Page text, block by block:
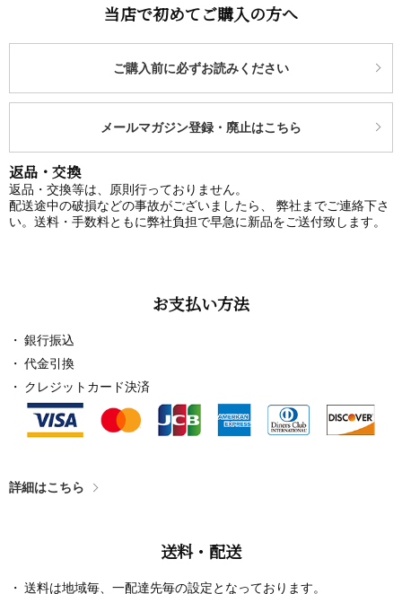
当店で初めてご購入の方へ
ご購入前に必ずお読みください
メールマガジン登録・廃止はこちら
返品・交換
返品・交換等は、原則行っておりません。
配送途中の破損などの事故がございましたら、 弊社までご連絡下さ
い。送料・手数料ともに弊社負担で早急に新品をご送付致します。
お支払い方法
銀行振込
代金引換
クレジットカード決済
詳細はこちら
送料・配送
送料は地域毎、一配達先毎の設定となっております。